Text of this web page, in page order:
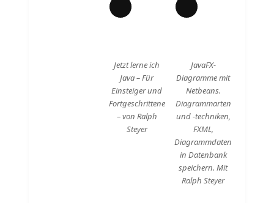
Lange
Jetzt lerne ich
Java – Für
Einsteiger und
Fortgeschrittene
– von Ralph
Steyer
Lange
JavaFX-
Diagramme mit
Netbeans.
Diagrammarten
und -techniken,
FXML,
Diagrammdaten
in Datenbank
speichern. Mit
Ralph Steyer